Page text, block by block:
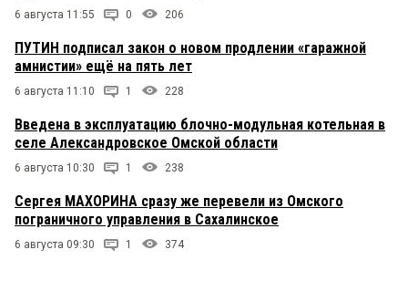
6 августа 11:55 0 206
ПУТИН подписал закон о новом продлении «гаражной
амнистии» ещё на пять лет
6 августа 11:10 1 228
Введена в эксплуатацию блочно-модульная котельная в
селе Александровское Омской области
6 августа 10:30 1 238
Сергея МАХОРИНА сразу же перевели из Омского
пограничного управления в Сахалинское
6 августа 09:30 1 374